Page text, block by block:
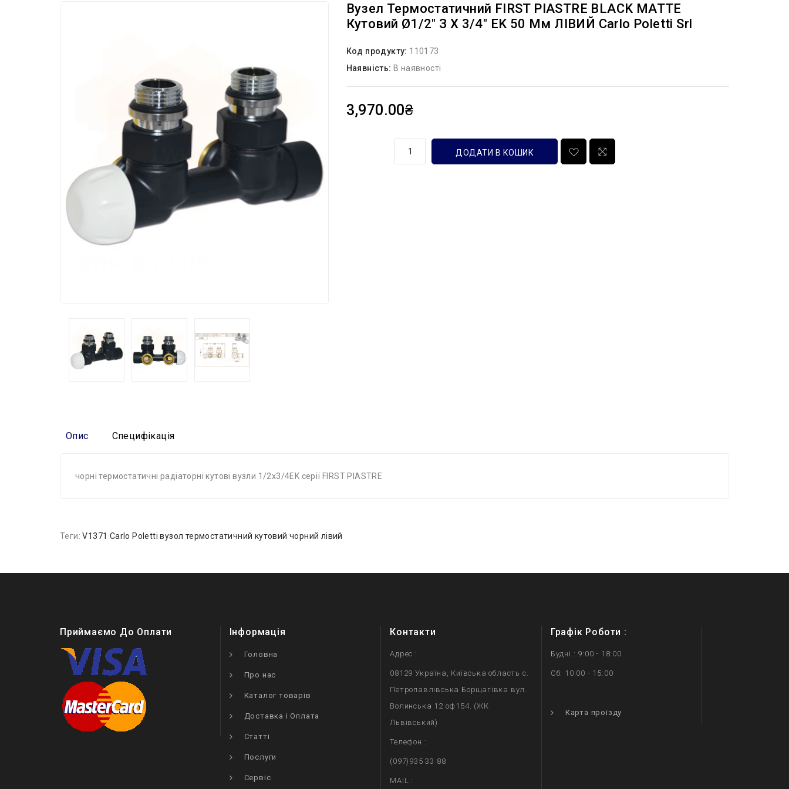
Вузел Термостатичний FIRST PIASTRE BLACK MATTE
Кутовий Ø1/2″ З X 3/4″ EK 50 Мм ЛІВИЙ Carlo Poletti Srl
Код продукту: 110173
Наявність: В наявності
3,970.00₴
ДОДАТИ В КОШИК
Опис Специфікація
чорні термостатичні радіаторні кутові вузли 1/2x3/4EK серії FIRST PIASTRE
Теги:V1371 Carlo Poletti вузол термостатичний кутовий чорний лівий
Приймаємо До Оплати Інформація
Головна
Про нас
Каталог товарів
Доставка і Оплата
Статті
Послуги
Сервіс
Контакти
Адрес :
08129 Україна, Київська область с.
Петропавлівська Борщагівка вул.
Волинська 12 оф154. (ЖК
Львівський)
Телефон :
(097)935 33 88
MAIL :
Графік Роботи :
Будні : 9:00 - 18:00
Сб: 10:00 - 15:00
Карта проїзду